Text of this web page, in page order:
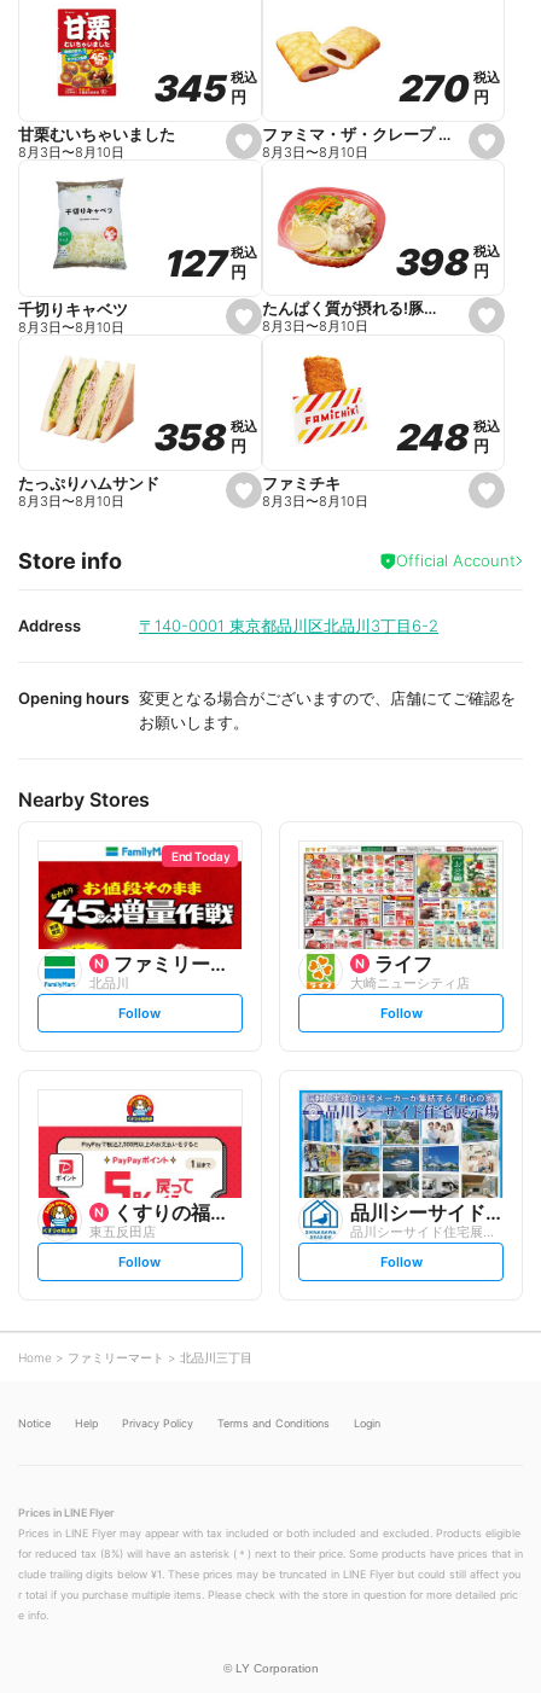
s
e
o
r
i
e
345
345税込
税込
円
円
甘栗むいちゃいました
8月3日〜8月10日
s
e
o
r
i
e
270
270 税込
税込
円
円
ファミマ・ザ・クレープ 生チョコ
8月3日〜8月10日
s
e
o
r
i
e
127
127税込
税込
円
円
千切りキャベツ
8月3日〜8月10日
s
e
o
r
i
e
398
398 税込
税込
円
円
たんぱく質が摂れる!豚しゃぶのパスタサラダ
8月3日〜8月10日
s
e
i
t
358
358税込
税込
円
円
たっぷりハムサンド
8月3日〜8月10日
s
e
a
248
248 税込
税込
円
円
ファミチキ
8月3日〜8月10日
Store info Official Account
Address 〒140-0001 東京都品川区北品川3丁目6-2
Opening hours 変更となる場合がございますので、店舗にてご確認を
お願いします。
Nearby Stores
End Today
ファミリーマート
北品川
s
w
Follow
ライフ
大崎ニューシティ店
s
l
o
w
Follow
くすりの福太郎
東五反田店
s
l
o
Follow
品川シーサイド住宅展示場
品川シーサイド住宅展示場
s
l
Follow
Home ファミリーマート 北品川三丁目
Notice Help Privacy Policy Terms and Conditions Login
Prices in LINE Flyer
Prices in LINE Flyer may appear with tax included or both included and excluded. Products eligible
for reduced tax (8%) will have an asterisk (＊) next to their price. Some products have prices that in
clude trailing digits below ¥1. These prices may be truncated in LINE Flyer but could still affect you
r total if you purchase multiple items. Please check with the store in question for more detailed pric
e info.
© LY Corporation